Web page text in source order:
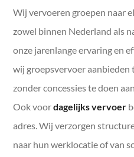
Zakelijk vervoer
Wij vervoeren groepen naar
zowel binnen Nederland als
onze jarenlange ervaring en
wij groepsvervoer aanbieden
zonder concessies te doen
Ook voordagelijks vervoer
adres. Wij verzorgen
naar hun werklocatie of van